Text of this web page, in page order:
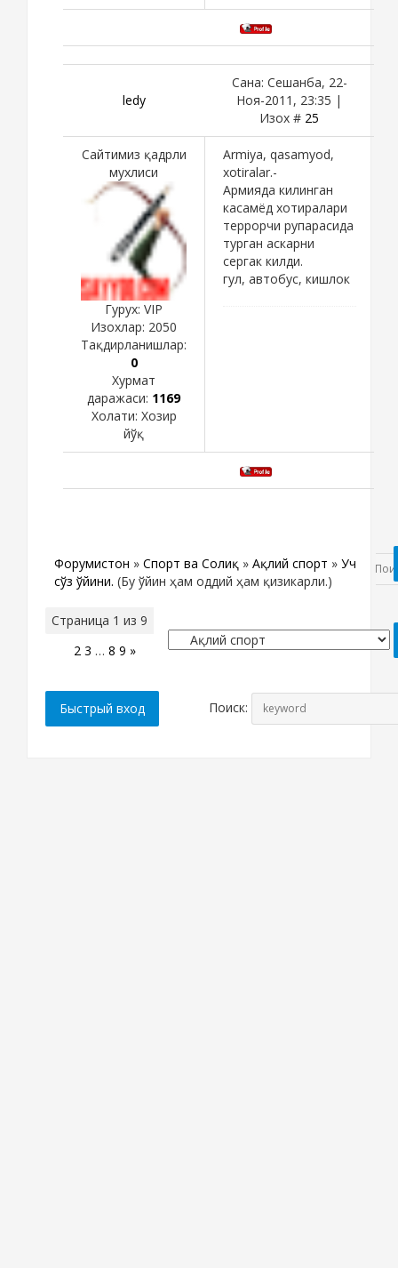
ledy
Сана: Сешанба, 22-
Ноя-2011, 23:35 |
Изох # 25
Сайтимиз қадрли
мухлиси
Гурух: VIP
Изохлар: 2050
Тақдирланишлар:
0
Хурмат
даражаси: 1169
Холати: Хозир
йўқ
Armiya, qasamyod,
xotiralar.-
Армияда килинган
касамёд хотиралари
террорчи рупарасида
турган аскарни
сергак килди.
гул, автобус, кишлок
Форумистон » Спорт ва Соғлиқ » Ақлий спорт » Уч
сўз ўйини. (Бу ўйин ҳам оддий ҳам қизикарли.)
Страница 1 из 9
2 3 … 8 9 »
Поиск: